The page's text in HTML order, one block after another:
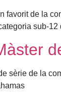
favorit de la
sub-
sèrie de la